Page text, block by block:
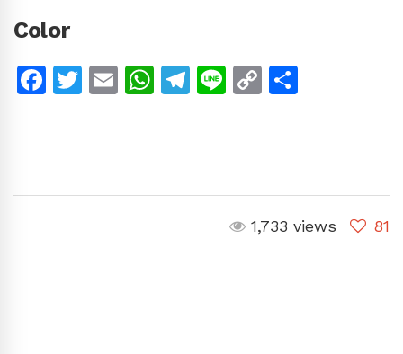
Color
Facebook
Twitter
EmailWhatsApp
Telegram
LineCopy
81
1,733 views